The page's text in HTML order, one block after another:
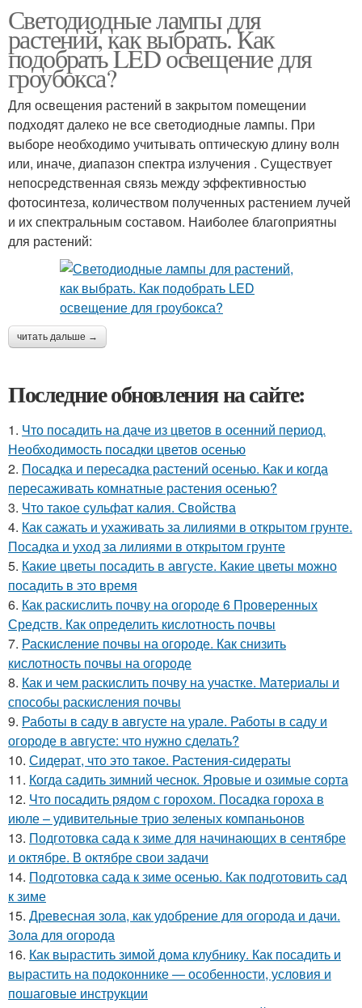
Светодиодные лампы для
растений, как выбрать. Как
подобрать LED освещение для
гроубокса?
Для освещения растений в закрытом помещении
подходят далеко не все светодиодные лампы. При
выборе необходимо учитывать оптическую длину волн
или, иначе, диапазон спектра излучения . Существует
непосредственная связь между эффективностью
фотосинтеза, количеством полученных растением лучей
и их спектральным составом. Наиболее благоприятны
для растений:
читать дальше →
Последние обновления на сайте:
1. Что посадить на даче из цветов в осенний период.
Необходимость посадки цветов осенью
2. Посадка и пересадка растений осенью. Как и когда
пересаживать комнатные растения осенью?
3. Что такое сульфат калия. Свойства
4. Как сажать и ухаживать за лилиями в открытом грунте.
Посадка и уход за лилиями в открытом грунте
5. Какие цветы посадить в августе. Какие цветы можно
посадить в это время
6. Как раскислить почву на огороде 6 Проверенных
Средств. Как определить кислотность почвы
7. Раскисление почвы на огороде. Как снизить
кислотность почвы на огороде
8. Как и чем раскислить почву на участке. Материалы и
способы раскисления почвы
9. Работы в саду в августе на урале. Работы в саду и
огороде в августе: что нужно сделать?
10. Сидерат, что это такое. Растения-сидераты
11. Когда садить зимний чеснок. Яровые и озимые сорта
12. Что посадить рядом с горохом. Посадка гороха в
июле – удивительные трио зеленых компаньонов
13. Подготовка сада к зиме для начинающих в сентябре
и октябре. В октябре свои задачи
14. Подготовка сада к зиме осенью. Как подготовить сад
к зиме
15. Древесная зола, как удобрение для огорода и дачи.
Зола для огорода
16. Как вырастить зимой дома клубнику. Как посадить и
вырастить на подоконнике — особенности, условия и
пошаговые инструкции